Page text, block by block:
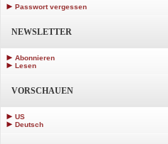
Passwort vergessen
NEWSLETTER
Abonnieren
Lesen
VORSCHAUEN
US
Deutsch